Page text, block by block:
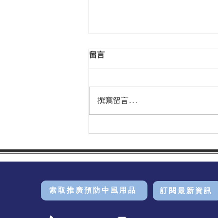
留言
撰寫留言......
索取推廣預防中風用品 訂閱最新資訊